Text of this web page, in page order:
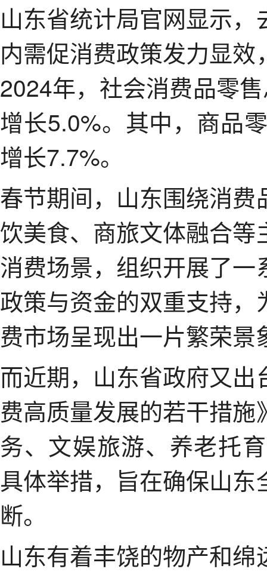
山东省统计局官网显示
内需促消费政策发力显
2024年，社会消费品零
增长5.0%。其中，商品
增长7.7%。
春节期间，山东围绕消
饮美食、商旅文体融合
消费场景，组织开展了
政策与资金的双重支持
费市场呈现出一片繁荣景
而近期，山东省政府又
费高质量发展的若干措
务、文娱旅游、养老托
具体举措，旨在确保山
断。
山东有着丰饶的物产和